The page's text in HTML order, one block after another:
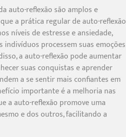
auto-reflexão são amplos e
a prática regular de auto-reflexão
níveis de estresse e ansiedade,
processem suas emoções
a auto-reflexão pode aumentar
suas conquistas e aprender
a se sentir mais confiantes em
importante é a melhoria nas
a auto-reflexão promove uma
e dos outros, facilitando a